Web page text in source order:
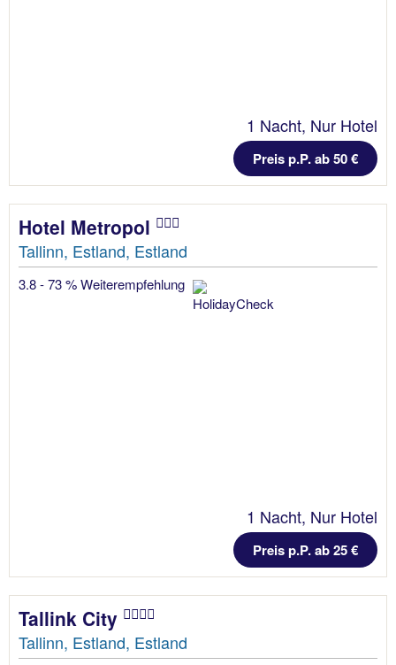
1 Nacht, Nur Hotel
Preis p.P. ab 50 €
Hotel Metropol
Tallinn, Estland, Estland
3.8 - 73 % Weiterempfehlung
1 Nacht, Nur Hotel
Preis p.P. ab 25 €
Tallink City
Tallinn, Estland, Estland